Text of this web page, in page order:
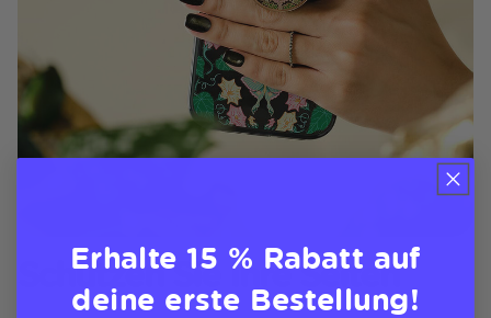
Schützen Sie Ihre Seiten
Erhalte 15 % Rabatt auf
deine erste Bestellung!